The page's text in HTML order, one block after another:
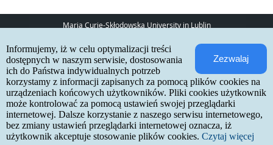
Maria Curie-Skłodowska University in Lublin
20-031 Lublin
www: http://umcs.pl
Internetowa Rekrutacja Kandydatów
IRK 1.21.3 (6bf78478) :: 2026-06-17
site map
accessibility declaration
contact
Zezwalaj
Informujemy, iż w celu optymalizacji treści
dostępnych w naszym serwisie, dostosowania
ich do Państwa indywidualnych potrzeb
korzystamy z informacji zapisanych za pomocą plików cookies na
urządzeniach końcowych użytkowników. Pliki cookies użytkownik
może kontrolować za pomocą ustawień swojej przeglądarki
internetowej. Dalsze korzystanie z naszego serwisu internetowego,
bez zmiany ustawień przeglądarki internetowej oznacza, iż
użytkownik akceptuje stosowanie plików cookies. Czytaj więcej